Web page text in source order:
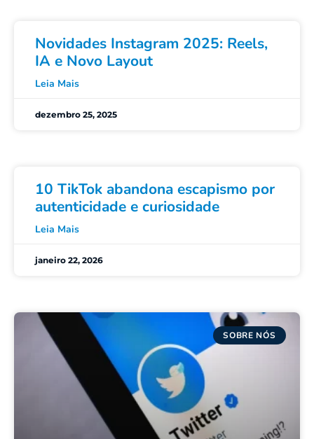
Novidades Instagram 2025: Reels,
IA e Novo Layout
Leia Mais
dezembro 25, 2025
10 TikTok abandona escapismo por
autenticidade e curiosidade
Leia Mais
janeiro 22, 2026
SOBRE NÓS